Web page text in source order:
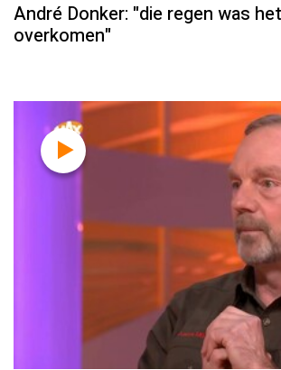
André Donker: "die regen was
overkomen"